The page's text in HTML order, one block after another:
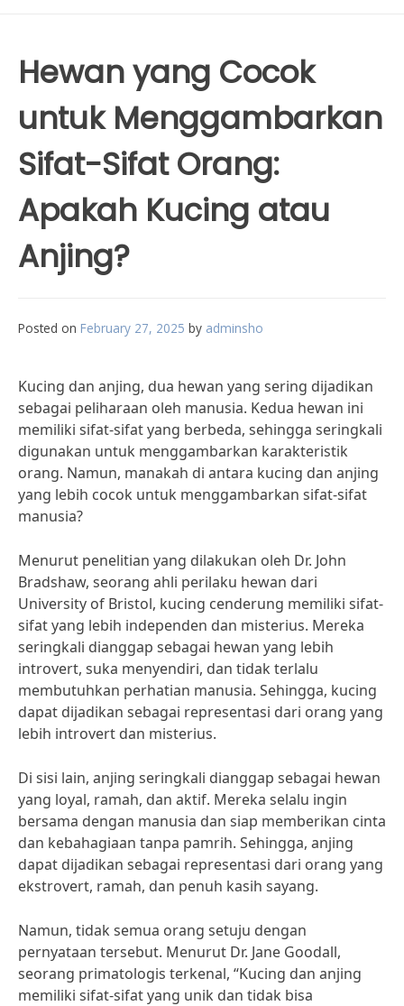
Hewan yang Cocok
untuk Menggambarkan
Sifat-Sifat Orang:
Apakah Kucing atau
Anjing?
Posted on February 27, 2025 by adminsho
Kucing dan anjing, dua hewan yang sering dijadikan
sebagai peliharaan oleh manusia. Kedua hewan ini
memiliki sifat-sifat yang berbeda, sehingga seringkali
digunakan untuk menggambarkan karakteristik
orang. Namun, manakah di antara kucing dan anjing
yang lebih cocok untuk menggambarkan sifat-sifat
manusia?
Menurut penelitian yang dilakukan oleh Dr. John
Bradshaw, seorang ahli perilaku hewan dari
University of Bristol, kucing cenderung memiliki sifat-
sifat yang lebih independen dan misterius. Mereka
seringkali dianggap sebagai hewan yang lebih
introvert, suka menyendiri, dan tidak terlalu
membutuhkan perhatian manusia. Sehingga, kucing
dapat dijadikan sebagai representasi dari orang yang
lebih introvert dan misterius.
Di sisi lain, anjing seringkali dianggap sebagai hewan
yang loyal, ramah, dan aktif. Mereka selalu ingin
bersama dengan manusia dan siap memberikan cinta
dan kebahagiaan tanpa pamrih. Sehingga, anjing
dapat dijadikan sebagai representasi dari orang yang
ekstrovert, ramah, dan penuh kasih sayang.
Namun, tidak semua orang setuju dengan
pernyataan tersebut. Menurut Dr. Jane Goodall,
seorang primatologis terkenal, “Kucing dan anjing
memiliki sifat-sifat yang unik dan tidak bisa